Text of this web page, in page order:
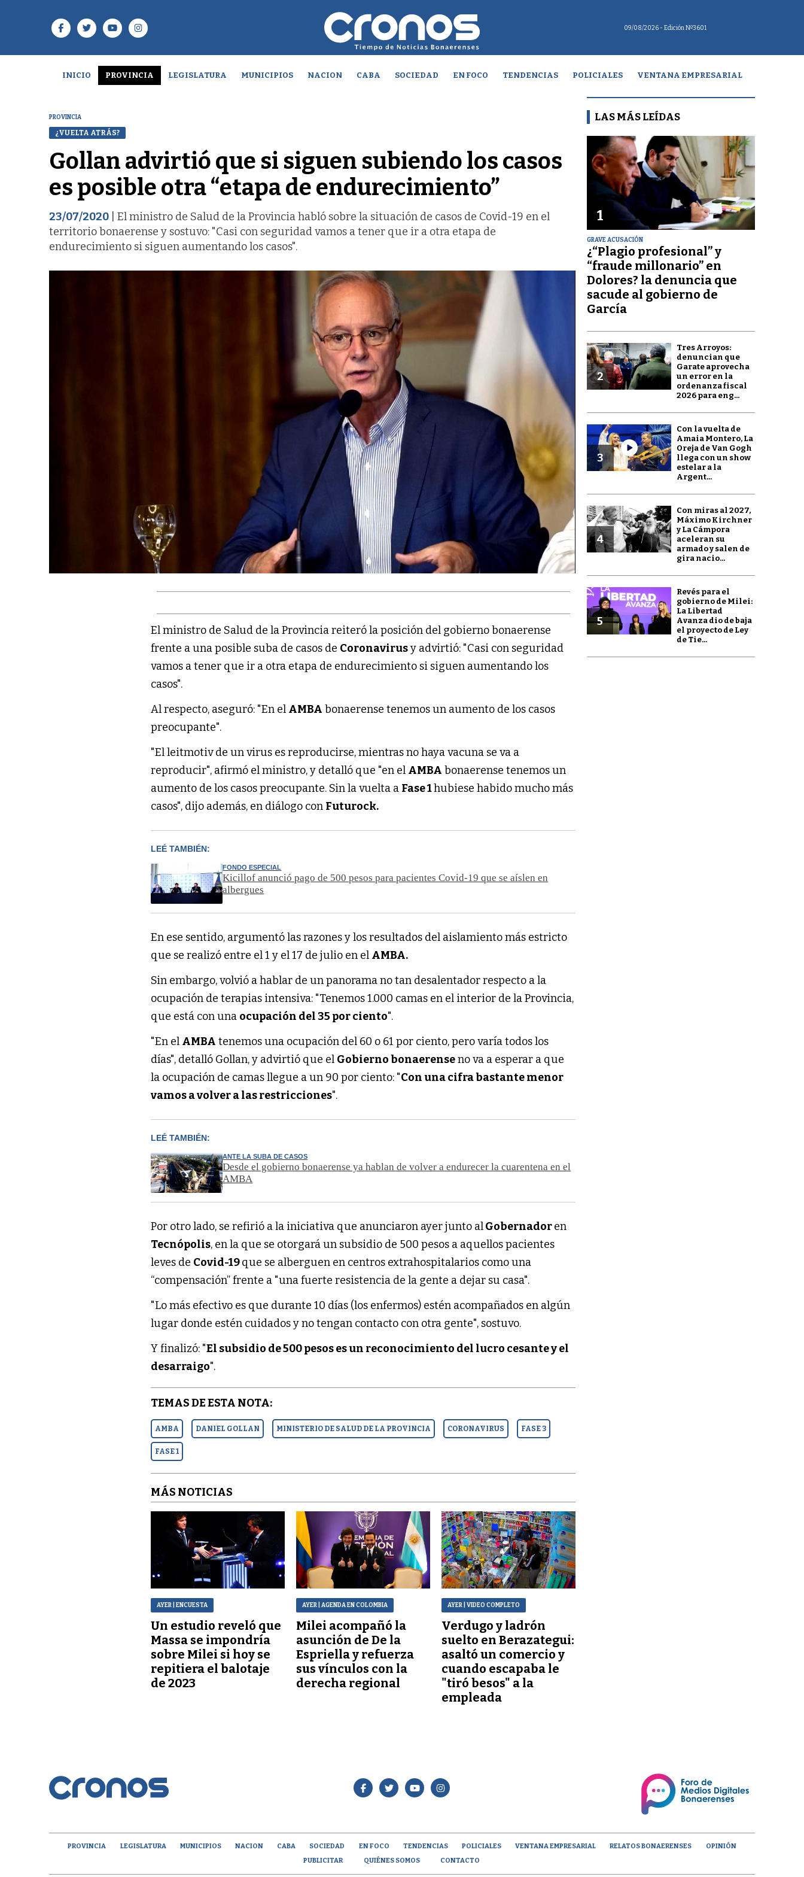
09/08/2026 - Edición Nº3601
INICIO PROVINCIA LEGISLATURA MUNICIPIOS NACION CABA SOCIEDAD EN FOCO TENDENCIAS POLICIALES VENTANA EMPRESARIAL
PROVINCIA
¿VUELTA ATRÁS?
Gollan advirtió que si siguen subiendo los casos
es posible otra “etapa de endurecimiento”
23/07/2020 | El ministro de Salud de la Provincia habló sobre la situación de casos de Covid-19 en el
territorio bonaerense y sostuvo: "Casi con seguridad vamos a tener que ir a otra etapa de
endurecimiento si siguen aumentando los casos".
El ministro de Salud de la Provincia reiteró la posición del gobierno bonaerense
frente a una posible suba de casos de Coronavirusy advirtió: "Casi con seguridad
vamos a tener que ir a otra etapa de endurecimiento si siguen aumentando los
casos".
Al respecto, aseguró: "En el AMBA bonaerense tenemos un aumento de los casos
preocupante".
"El leitmotiv de un virus es reproducirse, mientras no haya vacuna se va a
reproducir", afirmó el ministro, y detalló que "en el AMBA bonaerense tenemos un
aumento de los casos preocupante. Sin la vuelta a Fase 1hubiese habido mucho más
casos", dijo además, en diálogo con Futurock.
LEÉ TAMBIÉN:
FONDO ESPECIAL
Kicillof anunció pago de 500 pesos para pacientes Covid-19 que se aíslen en
albergues
En ese sentido, argumentó las razones y los resultados del aislamiento más estricto
que se realizó entre el 1 y el 17 de julio en el AMBA.
Sin embargo, volvió a hablar de un panorama no tan desalentador respecto a la
ocupación de terapias intensiva: "Tenemos 1.000 camas en el interior de la Provincia,
que está con una ocupación del 35 por ciento".
"En el AMBA tenemos una ocupación del 60 o 61 por ciento, pero varía todos los
días", detalló Gollan, y advirtió que el Gobierno bonaerenseno va a esperar a que
la ocupación de camas llegue a un 90 por ciento: "Con una cifra bastante menor
vamos a volver a las restricciones".
LEÉ TAMBIÉN:
ANTE LA SUBA DE CASOS
Desde el gobierno bonaerense ya hablan de volver a endurecer la cuarentena en el
AMBA
Por otro lado, se refirió a la iniciativa que anunciaron ayer junto alGobernadoren
Tecnópolis, en la que se otorgará un subsidio de 500 pesos a aquellos pacientes
leves de Covid-19que se alberguen en centros extrahospitalarios como una
“compensación” frente a "una fuerte resistencia de la gente a dejar su casa".
"Lo más efectivo es que durante 10 días (los enfermos) estén acompañados en algún
lugar donde estén cuidados y no tengan contacto con otra gente", sostuvo.
Y finalizó: "El subsidio de 500 pesos es un reconocimiento del lucro cesante y el
desarraigo".
TEMAS DE ESTA NOTA:
AMBA DANIEL GOLLAN MINISTERIO DE SALUD DE LA PROVINCIA CORONAVIRUS FASE 3
FASE 1
MÁS NOTICIAS
AYER | ENCUESTA
Un estudio reveló que
Massa se impondría
sobre Milei si hoy se
repitiera el balotaje
de 2023
AYER | AGENDA EN COLOMBIA
Milei acompañó la
asunción de De la
Espriella y refuerza
sus vínculos con la
derecha regional
AYER | VIDEO COMPLETO
Verdugo y ladrón
suelto en Berazategui:
asaltó un comercio y
cuando escapaba le
"tiró besos" a la
empleada
LAS MÁS LEÍDAS
1
GRAVE ACUSACIÓN
¿“Plagio profesional” y
“fraude millonario” en
Dolores? la denuncia que
sacude al gobierno de
García
2
Tres Arroyos:
denuncian que
Garate aprovecha
un error en la
ordenanza fiscal
2026 para eng...
3
Con la vuelta de
Amaia Montero, La
Oreja de Van Gogh
llega con un show
estelar a la
Argent...
4
Con miras al 2027,
Máximo Kirchner
y La Cámpora
aceleran su
armado y salen de
gira nacio...
5
Revés para el
gobierno de Milei:
La Libertad
Avanza dio de baja
el proyecto de Ley
de Tie...
PROVINCIA LEGISLATURA MUNICIPIOS NACION CABA SOCIEDAD EN FOCO TENDENCIAS POLICIALES VENTANA EMPRESARIAL RELATOS BONAERENSES
OPINIÓN
PUBLICITAR
QUIÉNES SOMOS CONTACTO